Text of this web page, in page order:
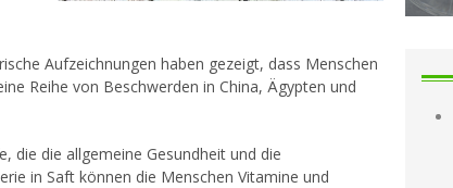
Aufzeichnungen haben gezeigt, dass Menschen
Reihe von Beschwerden in China, Ägypten und
die die allgemeine Gesundheit und die
in Saft können die Menschen Vitamine und